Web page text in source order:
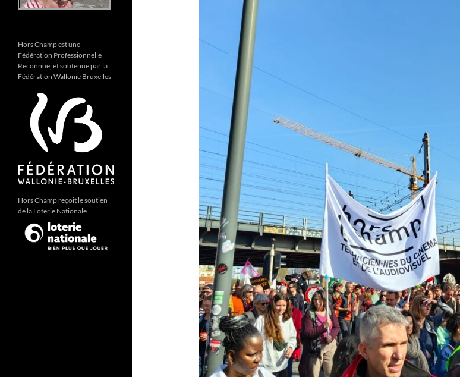
Hors Champ est une
Fédération Professionnelle
Reconnue, et soutenue par la
Fédération Wallonie Bruxelles
--------------
Hors Champ reçoit le soutien
de la Loterie Nationale